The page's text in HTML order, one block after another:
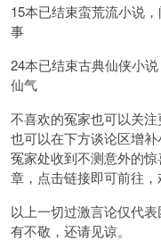
15本已结束蛮荒流小说
事
24本已结束古典仙侠小
仙气
不喜欢的冤家也可以关
也可以在下方谈论区增
冤家处收到不测意外的
章，点击链接即可前往，
以上一切过激言论仅代
有不敬，还请见谅。